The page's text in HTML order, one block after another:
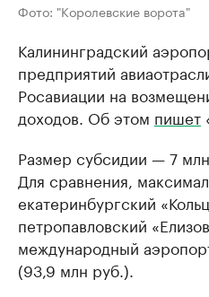
Фото: "Королевские ворота"
Калининградский
предприятий
Росавиации на
доходов. Об этом пишет
Размер субсидии — 7
Для сравнения,
екатеринбургский
петропавловский
международный
(93,9 млн руб.).